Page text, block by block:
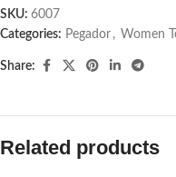
SKU: 6007
Categories: Pegador​ , Women
Share:
Related products